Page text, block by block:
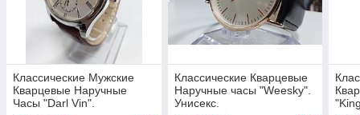
Классические Мужские
Кварцевые Наручные
Часы "Darl Vin".
Классические Кварцевые
Наручные часы "Weesky".
Унисекс.